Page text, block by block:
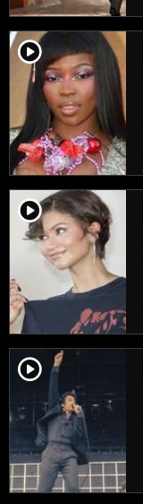
player2
player2
player2